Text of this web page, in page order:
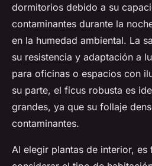
dormitorios debido a su
contaminantes durante la
en la humedad ambiental. La
su resistencia y adaptación a
para oficinas o espacios con
su parte, el ficus robusta es
grandes, ya que su follaje
contaminantes.
Al elegir plantas de interior, es